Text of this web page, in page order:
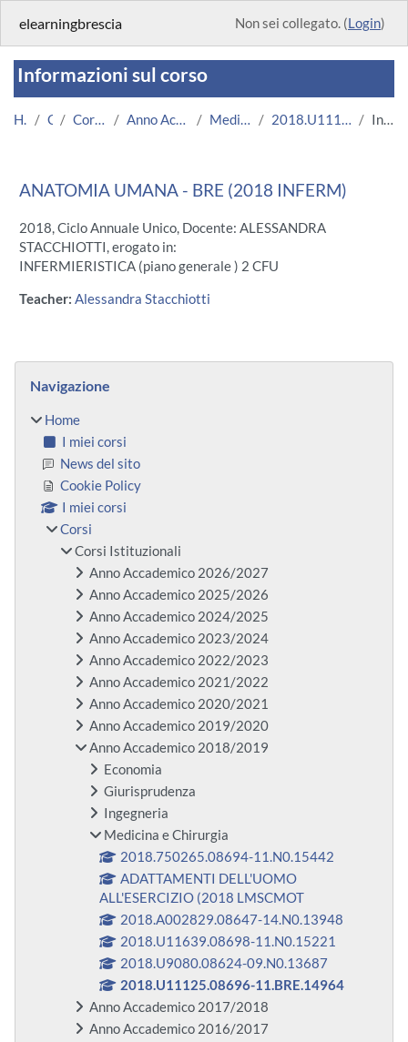
elearningbrescia Non sei collegato. (Login)
Informazioni sul corso
Home Corsi Corsi Istituzionali Anno Accademico 2018/2019 Medicina e Chirurgia 2018.U11125.08696-11.BRE.14964 Introduzione
ANATOMIA UMANA - BRE (2018 INFERM)
2018, Ciclo Annuale Unico, Docente: ALESSANDRA
STACCHIOTTI, erogato in:
INFERMIERISTICA (piano generale ) 2 CFU
Teacher: Alessandra Stacchiotti
Blocchi
Navigazione
Home
I miei corsi
News del sito
Cookie Policy
I miei corsi
Corsi
Corsi Istituzionali
Anno Accademico 2026/2027
Anno Accademico 2025/2026
Anno Accademico 2024/2025
Anno Accademico 2023/2024
Anno Accademico 2022/2023
Anno Accademico 2021/2022
Anno Accademico 2020/2021
Anno Accademico 2019/2020
Anno Accademico 2018/2019
Economia
Giurisprudenza
Ingegneria
Medicina e Chirurgia
2018.750265.08694-11.N0.15442
ADATTAMENTI DELL'UOMO
ALL'ESERCIZIO (2018 LMSCMOT
2018.A002829.08647-14.N0.13948
2018.U11639.08698-11.N0.15221
2018.U9080.08624-09.N0.13687
2018.U11125.08696-11.BRE.14964
Anno Accademico 2017/2018
Anno Accademico 2016/2017